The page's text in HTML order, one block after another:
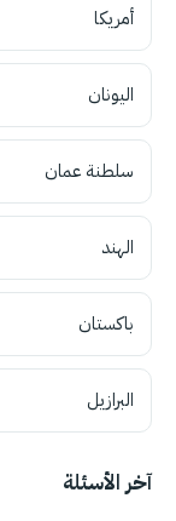
أمريكا
اليونان
سلطنة عمان
الهند
باكستان
البرازيل
آخر الأسئلة